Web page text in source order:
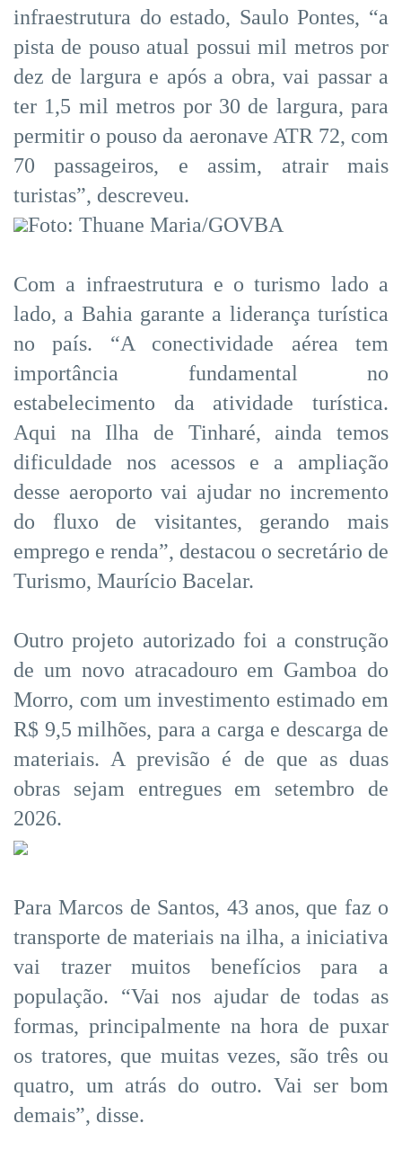
infraestrutura do estado, Saulo Pontes, “a
pista de pouso atual possui mil metros por
dez de largura e após a obra, vai passar a
ter 1,5 mil metros por 30 de largura, para
permitir o pouso da aeronave ATR 72, com
70 passageiros, e assim, atrair mais
turistas”, descreveu.
Foto: Thuane Maria/GOVBA
Com a infraestrutura e o turismo lado a
lado, a Bahia garante a liderança turística
no país. “A conectividade aérea tem
importância fundamental no
estabelecimento da atividade turística.
Aqui na Ilha de Tinharé, ainda temos
dificuldade nos acessos e a ampliação
desse aeroporto vai ajudar no incremento
do fluxo de visitantes, gerando mais
emprego e renda”, destacou o secretário de
Turismo, Maurício Bacelar.
Outro projeto autorizado foi a construção
de um novo atracadouro em Gamboa do
Morro, com um investimento estimado em
R$ 9,5 milhões, para a carga e descarga de
materiais. A previsão é de que as duas
obras sejam entregues em setembro de
2026.
Para Marcos de Santos, 43 anos, que faz o
transporte de materiais na ilha, a iniciativa
vai trazer muitos benefícios para a
população. “Vai nos ajudar de todas as
formas, principalmente na hora de puxar
os tratores, que muitas vezes, são três ou
quatro, um atrás do outro. Vai ser bom
demais”, disse.